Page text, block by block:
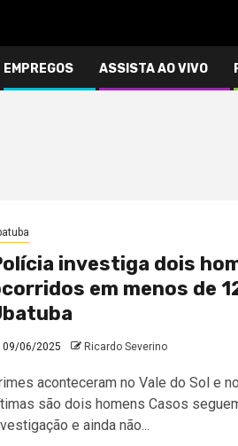
EMPREGOS ASSISTA AO VIVO
investiga dois
em menos de
09/06/2025 Ricardo Severino
aconteceram no Vale do Sol e
são dois homens Casos
e ainda não...